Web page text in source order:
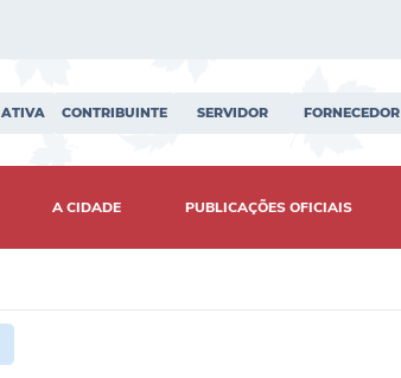
CONTRIBUINTE SERVIDOR FORNECEDOR
A CIDADE PUBLICAÇÕES OFICIAIS